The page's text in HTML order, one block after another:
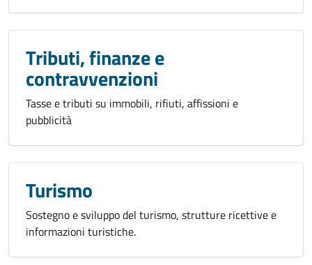
Tributi, finanze e
contravvenzioni
Tasse e tributi su immobili, rifiuti, affissioni e
pubblicità
Turismo
Sostegno e sviluppo del turismo, strutture ricettive e
informazioni turistiche.